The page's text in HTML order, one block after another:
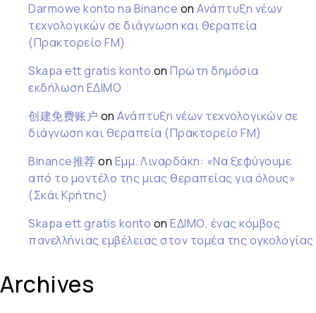
Darmowe konto na Binance on Ανάπτυξη νέων
τεχνολογικών σε διάγνωση και θεραπεία
(Πρακτορείο FM)
Skapa ett gratis konto on Πρώτη δημόσια
εκδήλωση ΕΔΙΜΟ
创建免费账户 on Ανάπτυξη νέων τεχνολογικών σε
διάγνωση και θεραπεία (Πρακτορείο FM)
Binance推荐on Εμμ. Λιναρδάκη: «Να ξεφύγουμε
από το μοντέλο της μιας θεραπείας για όλους»
(Σκάι Κρήτης)
Skapa ett gratis konto on ΕΔΙΜΟ, ένας κόμβος
πανελλήνιας εμβέλειας στον τομέα της ογκολογίας
Archives